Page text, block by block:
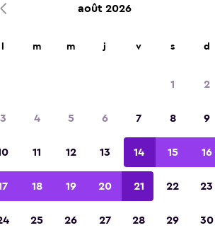
août 2026
m m j v s d
1 2
3 4 5 6 7 8 9
11 12 13 14 15 16
18 19 20 21 22 23
25 26 27 28 29 30